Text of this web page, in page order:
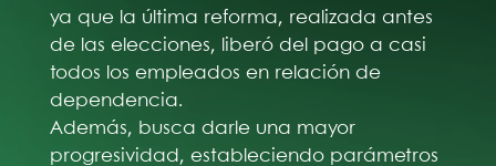
ya que la última reforma, realizada antes
de las elecciones, liberó del pago a casi
todos los empleados en relación de
dependencia.
Además, busca darle una mayor
progresividad, estableciendo parámetros